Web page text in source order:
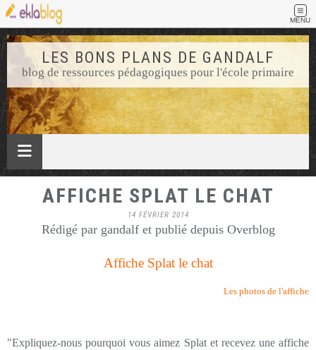
MENU
LES BONS PLANS DE GANDALF
blog de ressources pédagogiques pour l'école primaire
AFFICHE SPLAT LE CHAT
14 FÉVRIER 2014
Rédigé par gandalf et publié depuis Overblog
Affiche Splat le chat
Les photos de l'affiche
"Expliquez-nous pourquoi vous aimez Splat et recevez une affiche